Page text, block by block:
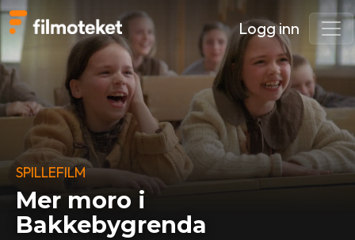
Logg inn
SPILLEFILM
Mer moro i
Bakkebygrenda